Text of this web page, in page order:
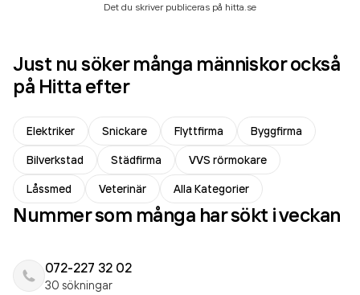
Det du skriver publiceras på hitta.se
Just nu söker många människor också
på Hitta efter
Elektriker Snickare Flyttfirma
Byggfirma
Bilverkstad
Städfirma
VVS rörmokare
Låssmed
Veterinär Alla Kategorier
Nummer som många har sökt i veckan
072-227 32 02
30 sökningar